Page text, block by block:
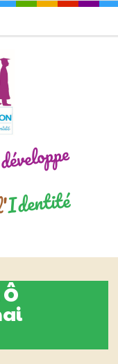
développe
Identité